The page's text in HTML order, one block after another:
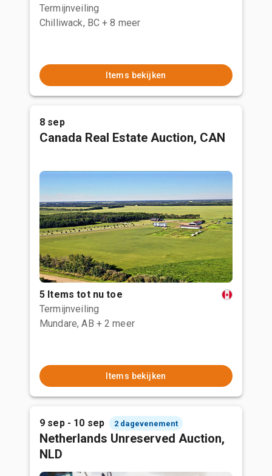
Termijnveiling
Chilliwack, BC + 8 meer
Items bekijken
8 sep
Canada Real Estate Auction, CAN
5 Items tot nu toe
Termijnveiling
Mundare, AB + 2 meer
Items bekijken
9 sep - 10 sep 2 dagevenement
Netherlands Unreserved Auction,
NLD